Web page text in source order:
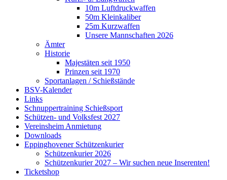
10m Luftdruckwaffen
50m Kleinkaliber
25m Kurzwaffen
Unsere Mannschaften 2026
Ämter
Historie
Majestäten seit 1950
Prinzen seit 1970
Sportanlagen / Schießstände
BSV-Kalender
Links
Schnuppertraining Schießsport
Schützen- und Volksfest 2027
Vereinsheim Anmietung
Downloads
Eppinghovener Schützenkurier
Schützenkurier 2026
Schützenkurier 2027 – Wir suchen neue Inserenten!
Ticketshop